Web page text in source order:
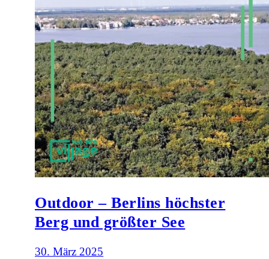
Outdoor – Berlins höchster
Berg und größter See
30. März 2025